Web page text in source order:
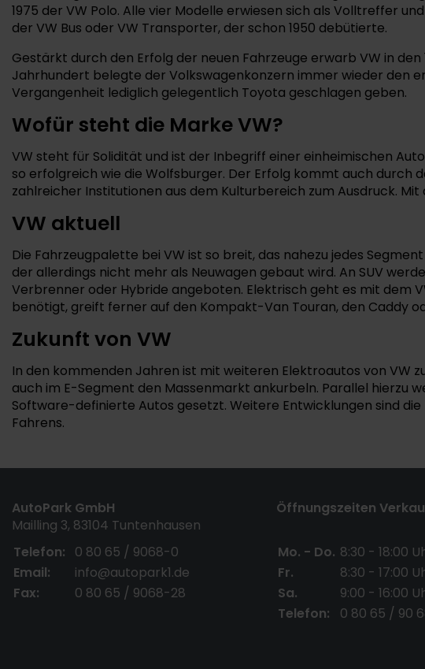
1975 der VW Polo. Alle vier Modelle erwiesen sich als Volltreffer
der VW Bus oder VW Transporter, der schon 1950 debütierte.
Gestärkt durch den Erfolg der neuen Fahrzeuge erwarb VW in den
Jahrhundert belegte der Volkswagenkonzern immer wieder den
Vergangenheit lediglich gelegentlich Toyota geschlagen geben.
Wofür steht die Marke VW?
VW steht für Solidität und ist der Inbegriff einer einheimischen
so erfolgreich wie die Wolfsburger. Der Erfolg kommt auch
zahlreicher Institutionen aus dem Kulturbereich zum Ausdruck.
VW aktuell
Die Fahrzeugpalette bei VW ist so breit, das nahezu jedes
der allerdings nicht mehr als Neuwagen gebaut wird. An SUV
Verbrenner oder Hybride angeboten. Elektrisch geht es mit dem
benötigt, greift ferner auf den Kompakt-Van Touran, den Caddy
Zukunft von VW
In den kommenden Jahren ist mit weiteren Elektroautos von VW
auch im E-Segment den Massenmarkt ankurbeln. Parallel hierzu
Software-definierte Autos gesetzt. Weitere Entwicklungen sind
Fahrens.
AutoPark GmbH
Mailling 3, 83104 Tuntenhausen
Telefon:
0 80 65 / 9068-0
Email:
info@autopark1.de
Fax:
0 80 65 / 9068-28
Öffnungszeiten
Mo. - Do. 8:30 - 18:00
Fr.
8:30 - 17:00
Sa.
9:00 - 16:00
Telefon:
0 80 65 / 90